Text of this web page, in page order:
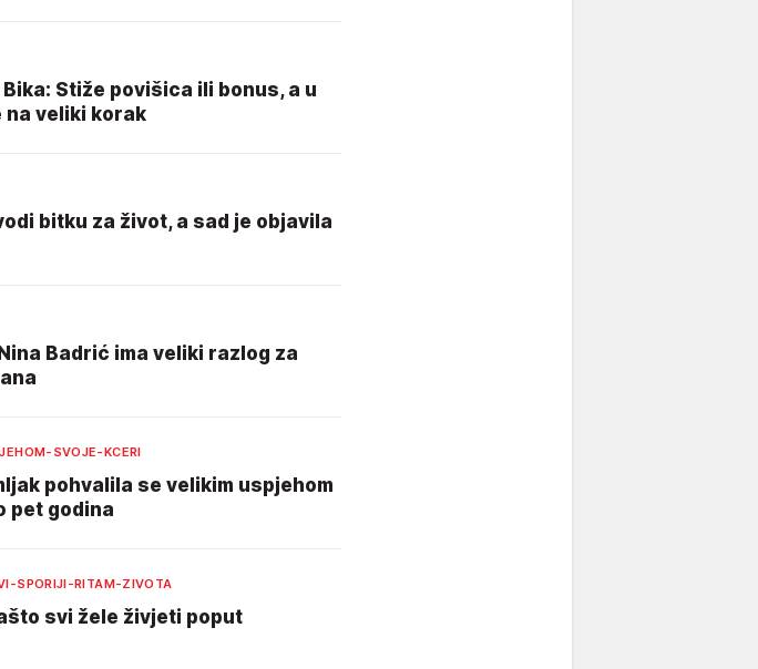
Stiže povišica ili bonus, a u
veliki korak
bitku za život, a sad je objavila
Badrić ima veliki razlog za
SVOJE-KCERI
pohvalila se velikim uspjehom
pet godina
SPORIJI-RITAM-ZIVOTA
svi žele živjeti poput